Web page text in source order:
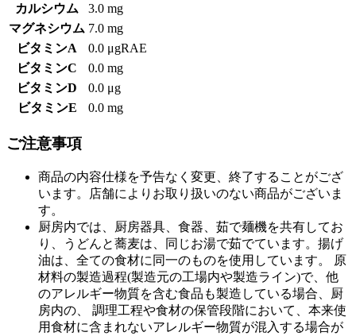
カルシウム
3.0 mg
マグネシウム 7.0 mg
ビタミンA
0.0 μgRAE
ビタミンC
0.0 mg
ビタミンD
0.0 μg
ビタミンE
0.0 mg
ご注意事項
商品の内容仕様を予告なく変更、終了することがござ
います。店舗によりお取り扱いのない商品がございま
す。
厨房内では、厨房器具、食器、茹で麺機を共有してお
り、うどんと蕎麦は、同じお湯で茹でています。揚げ
油は、全ての食材に同一のものを使用しています。 原
材料の製造過程(製造元の工場内や製造ライン)で、他
のアレルギー物質を含む食品も製造している場合、厨
房内の、 調理工程や食材の保管段階において、本来使
用食材に含まれないアレルギー物質が混入する場合が